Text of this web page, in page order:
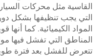
القاسية مثل محركات
التي يجب تنظيفها بشكل
المواد الكيميائية. كما
المناطق التي تفشل فيها
تتعرض للفشل بعد فترة